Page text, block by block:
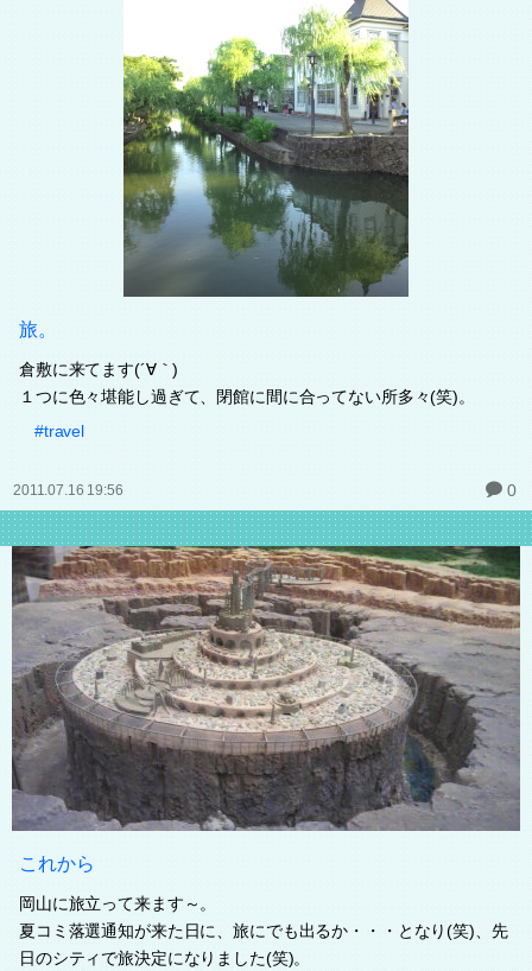
旅。
倉敷に来てます(´∀｀)
１つに色々堪能し過ぎて、閉館に間に合ってない所多々(笑)。
#travel
2011.07.16 19:56 0
これから
岡山に旅立って来ます～。
夏コミ落選通知が来た日に、旅にでも出るか・・・となり(笑)、先
日のシティで旅決定になりました(笑)。